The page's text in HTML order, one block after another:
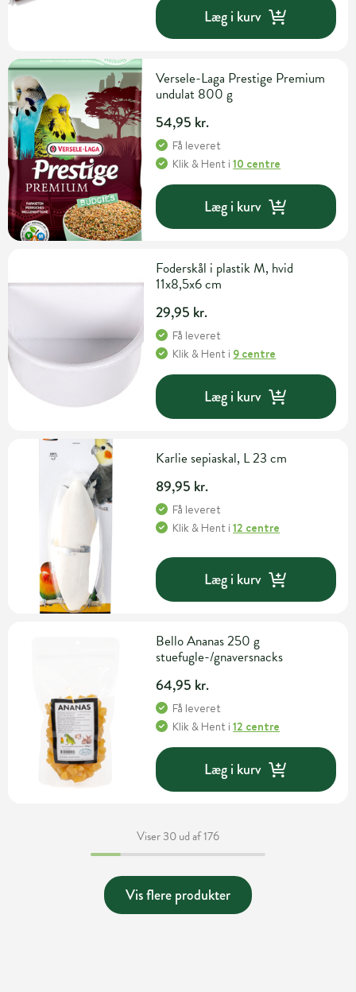
Læg i kurv
Versele-Laga Prestige Premium
undulat 800 g
54,95 kr.
Få leveret
Klik & Hent i10 centre
Læg i kurv
Foderskål i plastik M, hvid
11x8,5x6 cm
29,95 kr.
Få leveret
Klik & Hent i 9 centre
Læg i kurv
Karlie sepiaskal, L 23 cm
89,95 kr.
Få leveret
Klik & Hent i12 centre
Læg i kurv
Bello Ananas 250 g
stuefugle-/gnaversnacks
64,95 kr.
Få leveret
Klik & Hent i12 centre
Læg i kurv
Viser 30 ud af 176
Vis flere produkter